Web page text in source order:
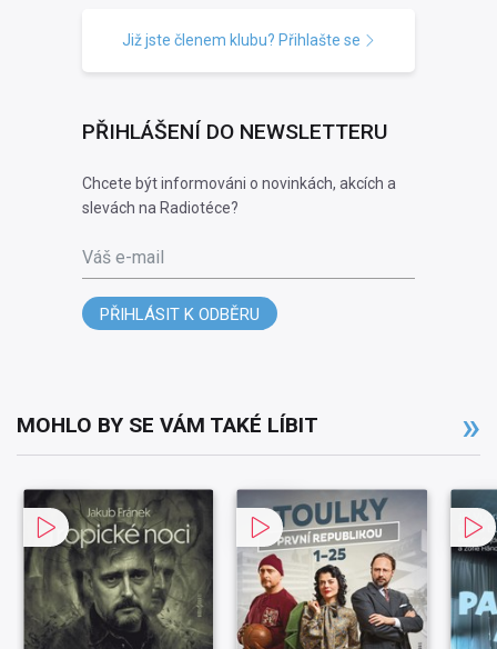
Již jste členem klubu? Přihlašte se
PŘIHLÁŠENÍ DO NEWSLETTERU
Chcete být informováni o novinkách, akcích a
slevách na Radiotéce?
Váš e-mail
PŘIHLÁSIT K ODBĚRU
MOHLO BY SE VÁM TAKÉ LÍBIT